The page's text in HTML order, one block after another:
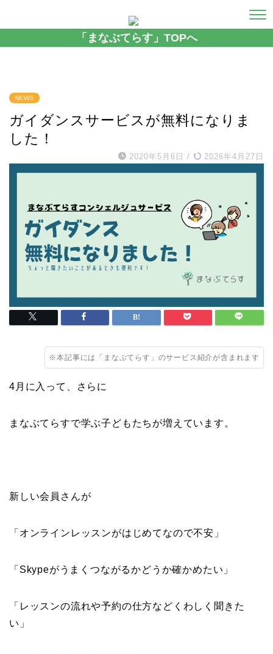
「まなぶてらす」TOPへ
NEWS
ガイダンスサービスが無料になりま
した！
2020年5月6日 / 2026年4月27日
※本記事には「まなぶてらす」のサービス紹介が含まれます
4月に入って、さらに
まなぶてらすで学ぶ子どもたちが増えています。
新しい会員さんが
「オンラインレッスンがはじめてなので不安」
「Skypeがうまくつながるかどうか確かめたい」
「レッスンの流れや予約の仕方などくわしく聞きた
い」